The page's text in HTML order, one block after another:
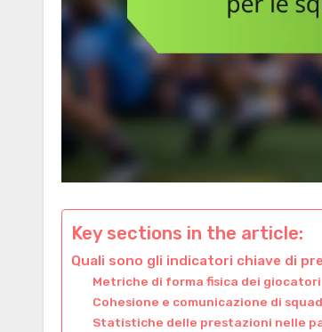
Key sections in the article:
Quali sono gli indicatori chiave di
Metriche di forma fisica dei giocatori
Cohesione e comunicazione di
Statistiche delle prestazioni nelle